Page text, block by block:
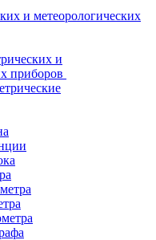
и метеорологических
и
приборов